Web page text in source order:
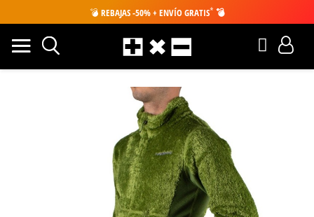
💣 REBAJAS -50% + ENVÍO GRATIS* 💣